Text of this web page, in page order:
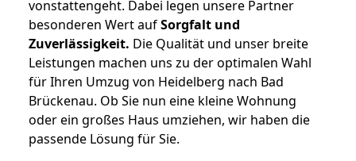
vonstattengeht. Dabei legen unsere Partner
besonderen Wert aufSorgfalt und
Zuverlässigkeit. Die Qualität und unser breite
Leistungen machen uns zu der optimalen Wahl
für Ihren Umzug von Heidelberg nach Bad
Brückenau. Ob Sie nun eine kleine Wohnung
oder ein großes Haus umziehen, wir haben die
passende Lösung für Sie.